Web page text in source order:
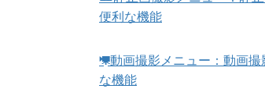
便利な機能
1動画撮影メニュー：動画撮
な機能